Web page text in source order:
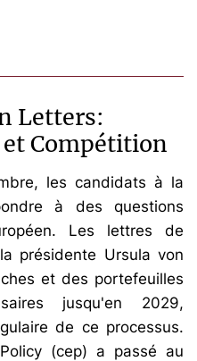
Letters:
Compétition
les candidats à la
à des questions
Les lettres de
présidente Ursula von
et des portefeuilles
jusqu'en 2029,
de ce processus.
(cep) a passé au